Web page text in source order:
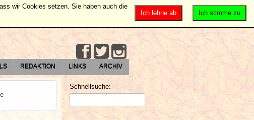
REDAKTION LINKS ARCHIV
Schnellsuche:
Ich stimme zu
Ich lehne ab
wir Cookies setzen. Sie haben auch die